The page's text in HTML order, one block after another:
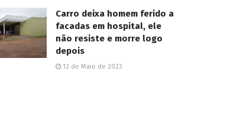
Carro deixa homem ferido a
facadas em hospital, ele
não resiste e morre logo
depois
12 de Maio de 2023